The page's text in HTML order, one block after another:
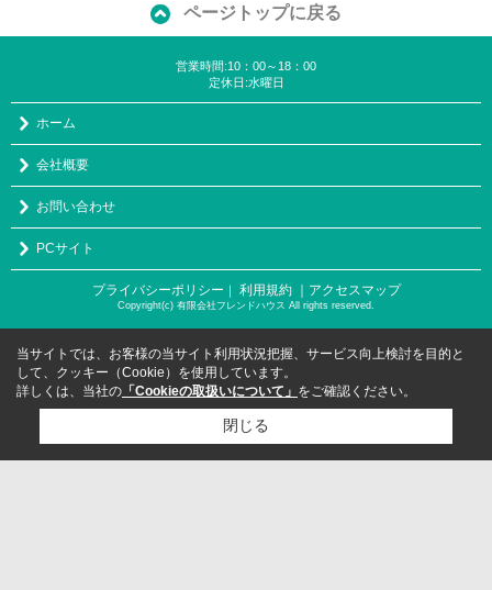
ページトップに戻る
営業時間:10：00～18：00
定休日:水曜日
ホーム
会社概要
お問い合わせ
PCサイト
プライバシーポリシー 利用規約 ｜アクセスマップ
Copyright(c) 有限会社フレンドハウス All rights reserved.
当サイトでは、お客様の当サイト利用状況把握、サービス向上検討を目的と
して、クッキー（Cookie）を使用しています。
詳しくは、当社の 「Cookieの取扱いについて」 をご確認ください。
閉じる